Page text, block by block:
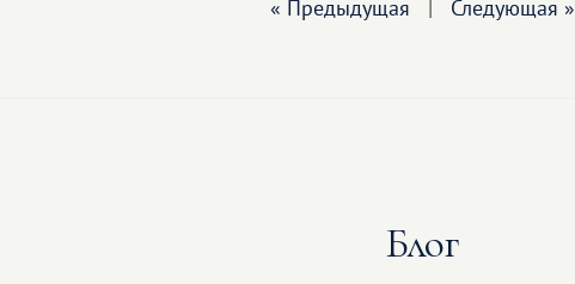
« Предыдущая | Следующая »
Блог